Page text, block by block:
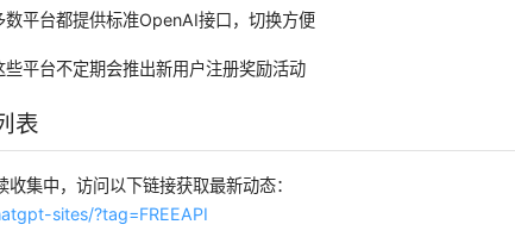
数平台都提供标准OpenAI接口，切换方便
些平台不定期会推出新用户注册奖励活动
表
集中，访问以下链接获取最新动态：
sites/?tag=FREEAPI